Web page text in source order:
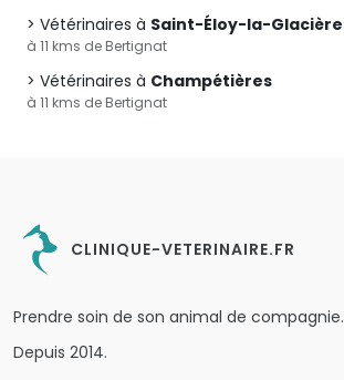
Vétérinaires à Saint-Éloy-la-Glacière
à 11 kms de Bertignat
Vétérinaires à Champétières
à 11 kms de Bertignat
CLINIQUE-VETERINAIRE.FR
Prendre soin de son animal de compagnie.
Depuis 2014.